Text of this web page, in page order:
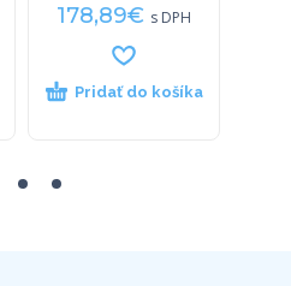
178,89€ s DPH
Pridať do košíka